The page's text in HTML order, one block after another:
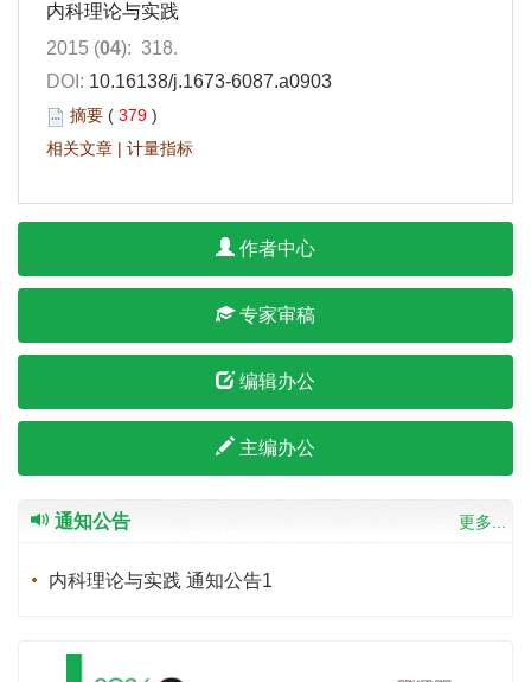
内科理论与实践
2015 (04): 318.
DOI: 10.16138/j.1673-6087.a0903
摘要 ( 379 )
相关文章 | 计量指标
作者中心
专家审稿
编辑办公
主编办公
通知公告 更多...
内科理论与实践 通知公告1